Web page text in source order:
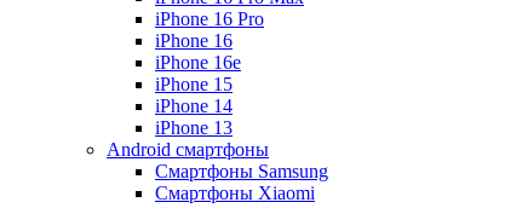
iPhone 16 Pro
iPhone 16
iPhone 16e
iPhone 15
iPhone 14
iPhone 13
Android cмартфоны
Смартфоны Samsung
Смартфоны Xiaomi